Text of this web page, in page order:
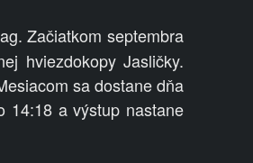
Začiatkom septembra
hviezdokopy Jasličky.
sa dostane dňa
14:18 a výstup nastane